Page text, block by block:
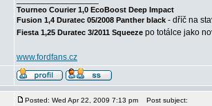
Tourneo Courier 1,0 EcoBoost Deep Impact
Fusion 1,4 Duratec 05/2008 Panther black - dříč na
Fiesta 1,25 Duratec 3/2011 Squeeze po totálce jako
www.fordfans.cz
Posted: Wed Apr 22, 2009 7:13 pm Post subject: